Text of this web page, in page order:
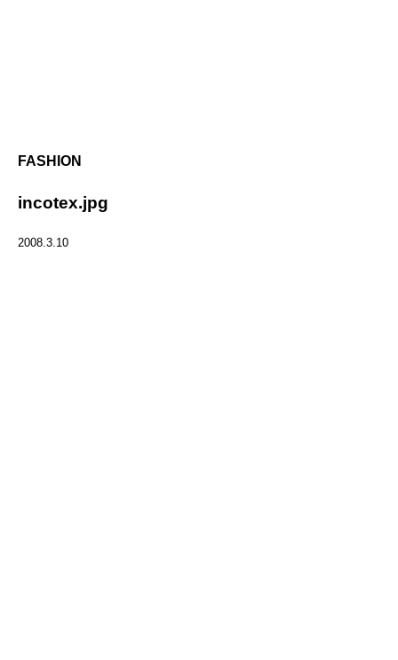
FASHION
incotex.jpg
2008.3.10